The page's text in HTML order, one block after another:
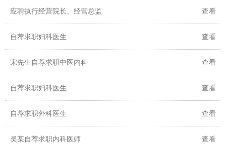
查看
应聘执行经营院长、经营总监
查看
自荐求职妇科医生
查看
宋先生自荐求职中医内科
查看
自荐求职妇科医生
查看
自荐求职外科医生
查看
吴某自荐求职内科医师